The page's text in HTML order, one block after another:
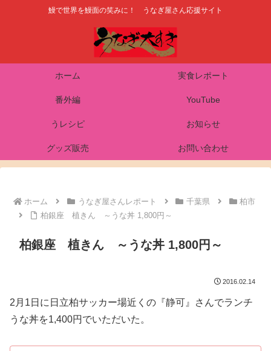
鰻で世界を鰻面の笑みに！ うなぎ屋さん応援サイト
ホーム 実食レポート
番外編 YouTube
うレシピ お知らせ
グッズ販売 お問い合わせ
ホーム うなぎ屋さんレポート 千葉県
柏市
柏銀座 植きん ～うな丼 1,800円～
柏銀座 植きん ～うな丼 1,800円～
2016.02.14
2月1日に日立柏サッカー場近くの『静可』さんでランチ
うな丼を1,400円でいただいた。